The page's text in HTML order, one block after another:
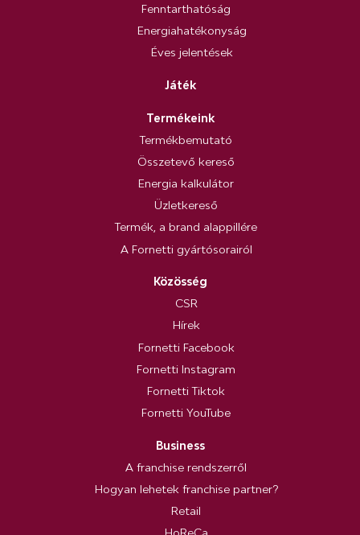
Fenntarthatóság
Energiahatékonyság
Éves jelentések
Játék
Termékeink
Termékbemutató
Összetevő kereső
Energia kalkulátor
Üzletkereső
Termék, a brand alappillére
A Fornetti gyártósorairól
Közösség
CSR
Hírek
Fornetti Facebook
Fornetti Instagram
Fornetti Tiktok
Fornetti YouTube
Business
A franchise rendszerről
Hogyan lehetek franchise partner?
Retail